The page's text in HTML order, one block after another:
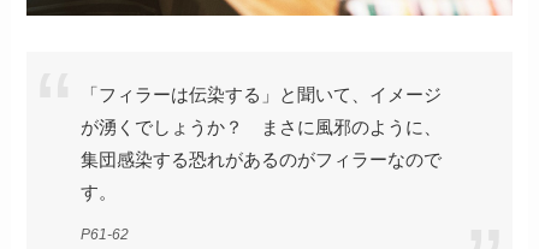
「フィラーは伝染する」と聞いて、イメージ
が湧くでしょうか？ まさに風邪のように、
集団感染する恐れがあるのがフィラーなので
す。
P61-62